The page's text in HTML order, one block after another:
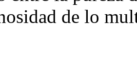
de lo